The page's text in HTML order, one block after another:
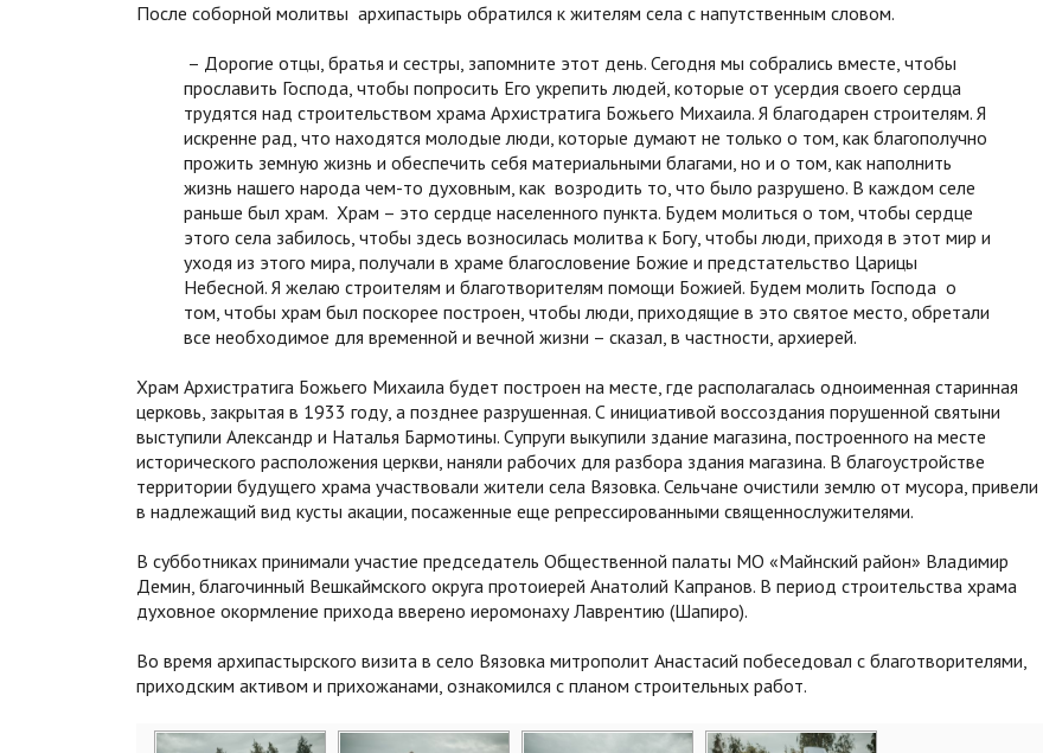
После соборной молитвы архипастырь обратился к жителям села с напутственным словом.
– Дорогие отцы, братья и сестры, запомните этот день. Сегодня мы собрались вместе, чтобы
прославить Господа, чтобы попросить Его укрепить людей, которые от усердия своего сердца
трудятся над строительством храма Архистратига Божьего Михаила. Я благодарен строителям. Я
искренне рад, что находятся молодые люди, которые думают не только о том, как благополучно
прожить земную жизнь и обеспечить себя материальными благами, но и о том, как наполнить
жизнь нашего народа чем-то духовным, как возродить то, что было разрушено. В каждом селе
раньше был храм. Храм – это сердце населенного пункта. Будем молиться о том, чтобы сердце
этого села забилось, чтобы здесь возносилась молитва к Богу, чтобы люди, приходя в этот мир и
уходя из этого мира, получали в храме благословение Божие и предстательство Царицы
Небесной. Я желаю строителям и благотворителям помощи Божией. Будем молить Господа о
том, чтобы храм был поскорее построен, чтобы люди, приходящие в это святое место, обретали
все необходимое для временной и вечной жизни – сказал, в частности, архиерей.
Храм Архистратига Божьего Михаила будет построен на месте, где располагалась одноименная старинная
церковь, закрытая в 1933 году, а позднее разрушенная. С инициативой воссоздания порушенной святыни
выступили Александр и Наталья Бармотины. Супруги выкупили здание магазина, построенного на месте
исторического расположения церкви, наняли рабочих для разбора здания магазина. В благоустройстве
территории будущего храма участвовали жители села Вязовка. Сельчане очистили землю от мусора, привели
в надлежащий вид кусты акации, посаженные еще репрессированными священнослужителями.
В субботниках принимали участие председатель Общественной палаты МО «Майнский район» Владимир
Демин, благочинный Вешкаймского округа протоиерей Анатолий Капранов. В период строительства храма
духовное окормление прихода вверено иеромонаху Лаврентию (Шапиро).
Во время архипастырского визита в село Вязовка митрополит Анастасий побеседовал с благотворителями,
приходским активом и прихожанами, ознакомился с планом строительных работ.